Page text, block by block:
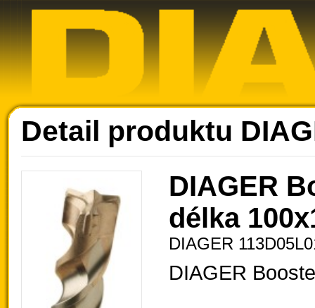
Detail produktu
DIAGER
délka
DIAGER
DIAGER